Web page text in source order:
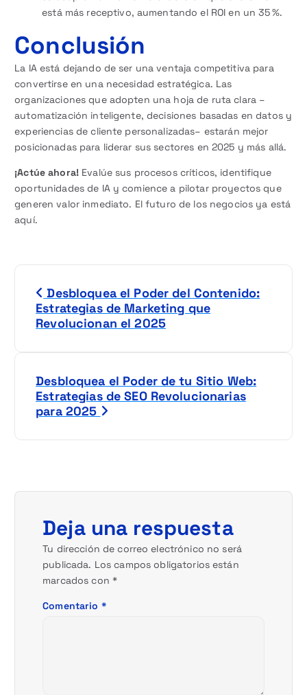
está más receptivo, aumentando el ROI en un 35 %.
Conclusión
La IA está dejando de ser una ventaja competitiva para
convertirse en una necesidad estratégica. Las
organizaciones que adopten una hoja de ruta clara –
automatización inteligente, decisiones basadas en datos y
experiencias de cliente personalizadas– estarán mejor
posicionadas para liderar sus sectores en 2025 y más allá.
¡Actúe ahora!Evalúe sus procesos críticos, identifique
oportunidades de IA y comience a pilotar proyectos que
generen valor inmediato. El futuro de los negocios ya está
aquí.
i
Desbloquea el Poder del Contenido:
Estrategias de Marketing que
Revolucionan el 2025
Desbloquea el Poder de tu Sitio Web:
Estrategias de SEO Revolucionarias
para 2025
Deja una respuesta
Tu dirección de correo electrónico no será
publicada. Los campos obligatorios están
marcados con *
Comentario *